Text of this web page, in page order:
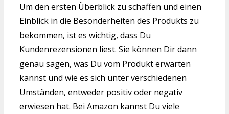
Um den ersten Überblick zu schaffen und einen
Einblick in die Besonderheiten des Produkts zu
bekommen, ist es wichtig, dass Du
Kundenrezensionen liest. Sie können Dir dann
genau sagen, was Du vom Produkt erwarten
kannst und wie es sich unter verschiedenen
Umständen, entweder positiv oder negativ
erwiesen hat. Bei Amazon kannst Du viele